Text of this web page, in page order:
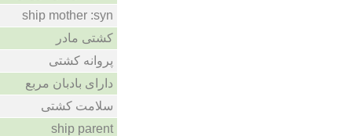
ship mother :syn
کشتی مادر
پروانه کشتی
دارای بادبان مربع
سلامت کشتی
ship parent